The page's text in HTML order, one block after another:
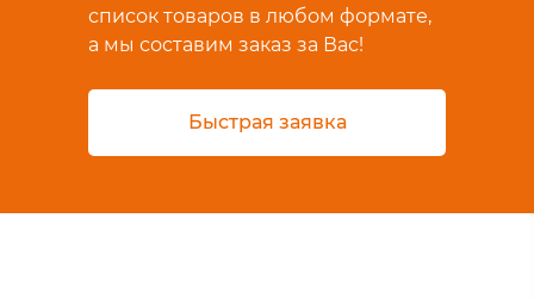
список товаров в любом формате,
а мы составим заказ за Вас!
Быстрая заявка